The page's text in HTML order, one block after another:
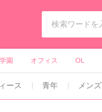
学園 オフィス OL
ース 青年 メンズ